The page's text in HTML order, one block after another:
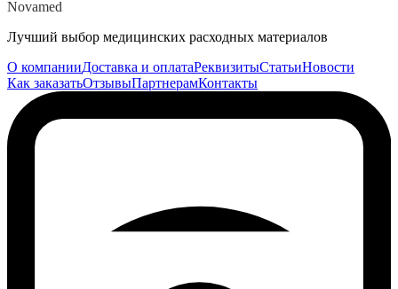
Novamed
Лучший выбор медицинских расходных материалов
О компанииДоставка и оплатаРеквизитыСтатьиНовости
Как заказатьОтзывыПартнерамКонтакты